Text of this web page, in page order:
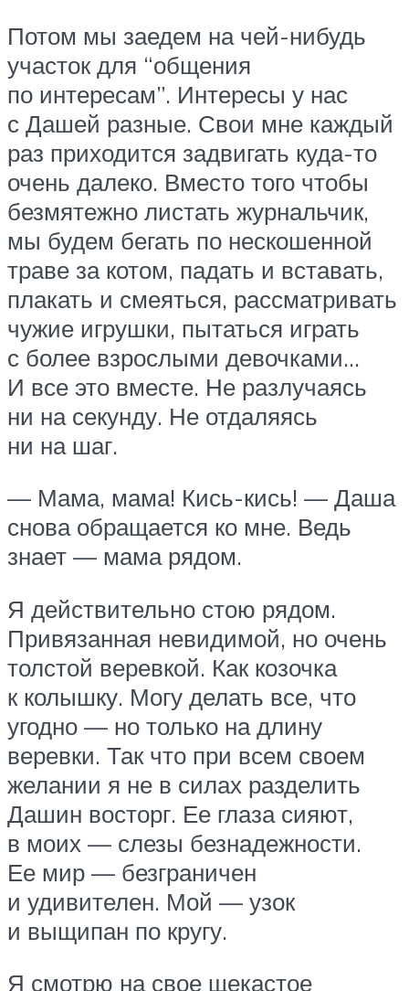
Потом мы заедем на чей-нибудь
участок для “общения
по интересам”. Интересы у нас
с Дашей разные. Свои мне каждый
раз приходится задвигать куда-то
очень далеко. Вместо того чтобы
безмятежно листать журнальчик,
мы будем бегать по нескошенной
траве за котом, падать и вставать,
плакать и смеяться, рассматривать
чужие игрушки, пытаться играть
с более взрослыми девочками…
И все это вместе. Не разлучаясь
ни на секунду. Не отдаляясь
ни на шаг.
— Мама, мама! Кись-кись! — Даша
снова обращается ко мне. Ведь
знает — мама рядом.
Я действительно стою рядом.
Привязанная невидимой, но очень
толстой веревкой. Как козочка
к колышку. Могу делать все, что
угодно — но только на длину
веревки. Так что при всем своем
желании я не в силах разделить
Дашин восторг. Ее глаза сияют,
в моих — слезы безнадежности.
Ее мир — безграничен
и удивителен. Мой — узок
и выщипан по кругу.
Я смотрю на свое щекастое